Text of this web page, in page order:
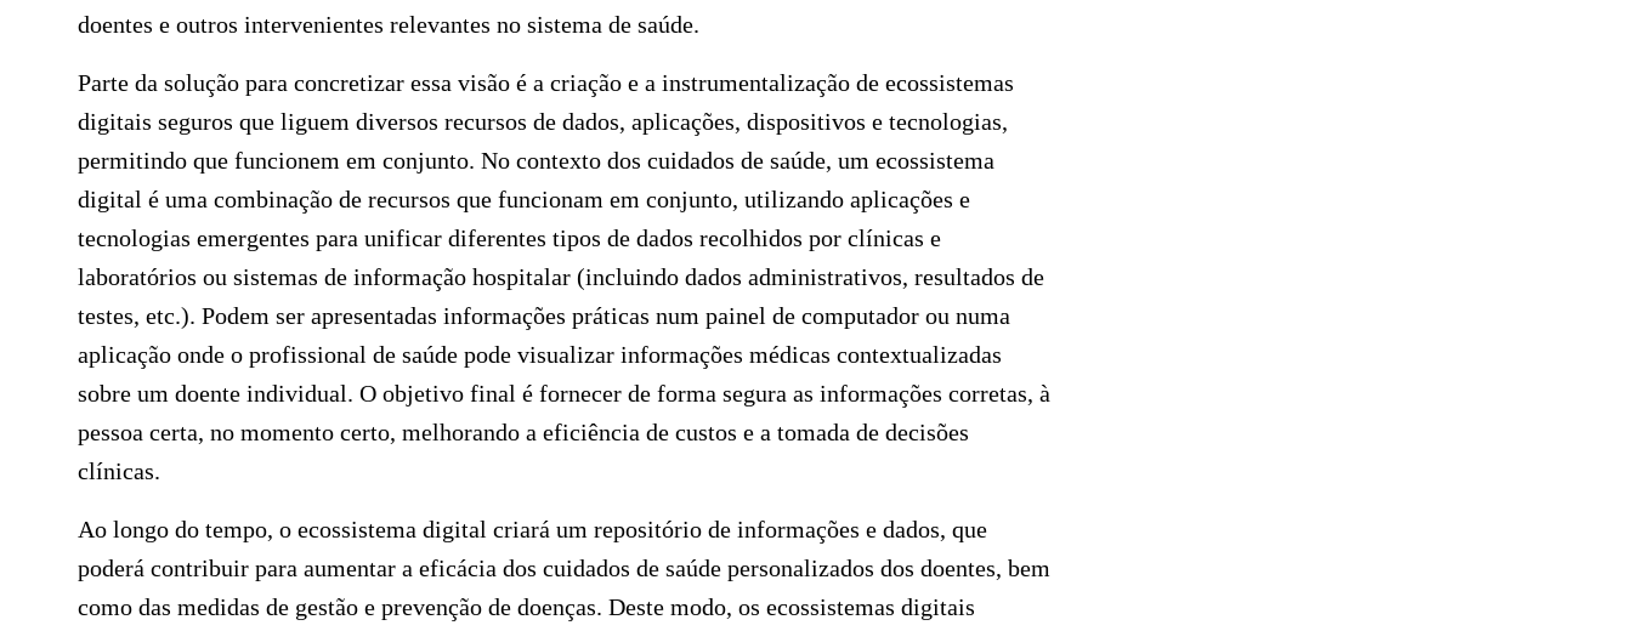
doentes e outros intervenientes relevantes no sistema de saúde.
Parte da solução para concretizar essa visão é a criação e a instrumentalização de ecossistemas
digitais seguros que liguem diversos recursos de dados, aplicações, dispositivos e tecnologias,
permitindo que funcionem em conjunto. No contexto dos cuidados de saúde, um ecossistema
digital é uma combinação de recursos que funcionam em conjunto, utilizando aplicações e
tecnologias emergentes para unificar diferentes tipos de dados recolhidos por clínicas e
laboratórios ou sistemas de informação hospitalar (incluindo dados administrativos, resultados de
testes, etc.). Podem ser apresentadas informações práticas num painel de computador ou numa
aplicação onde o profissional de saúde pode visualizar informações médicas contextualizadas
sobre um doente individual. O objetivo final é fornecer de forma segura as informações corretas, à
pessoa certa, no momento certo, melhorando a eficiência de custos e a tomada de decisões
clínicas.
Ao longo do tempo, o ecossistema digital criará um repositório de informações e dados, que
poderá contribuir para aumentar a eficácia dos cuidados de saúde personalizados dos doentes, bem
como das medidas de gestão e prevenção de doenças. Deste modo, os ecossistemas digitais